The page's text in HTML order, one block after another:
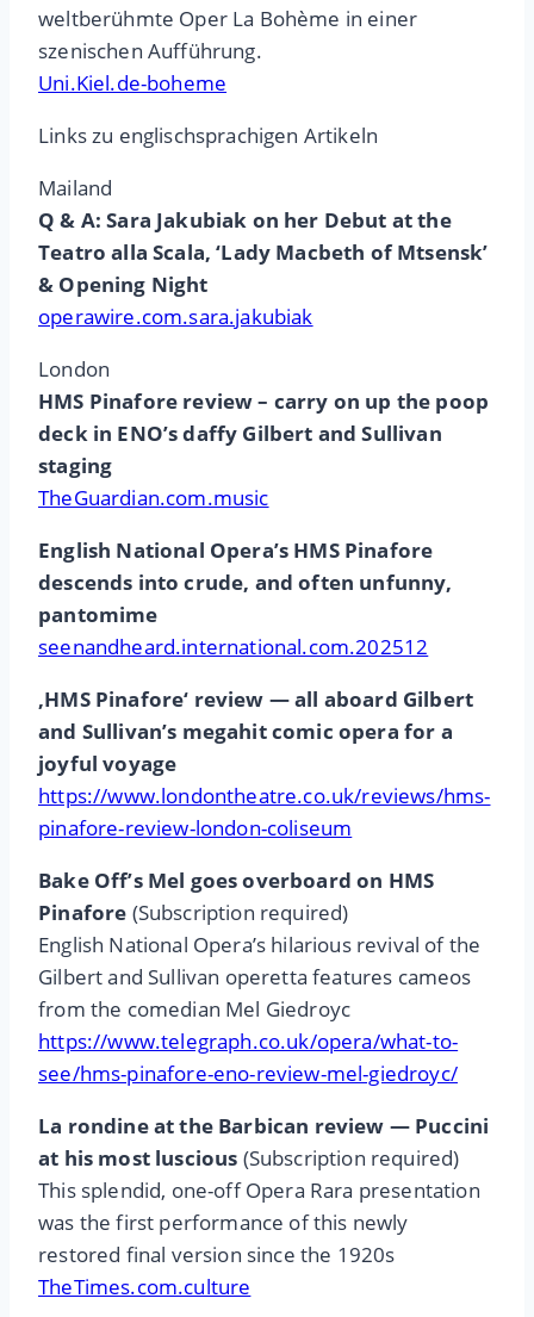
weltberühmte Oper La Bohème in einer
szenischen Aufführung.
Uni.Kiel.de-boheme
Links zu englischsprachigen Artikeln
Mailand
Q & A: Sara Jakubiak on her Debut at the
Teatro alla Scala, ‘Lady Macbeth of Mtsensk’
& Opening Night
operawire.com.sara.jakubiak
London
HMS Pinafore review – carry on up the poop
deck in ENO’s daffy Gilbert and Sullivan
staging
TheGuardian.com.music
English National Opera’s HMS Pinafore
descends into crude, and often unfunny,
pantomime
seenandheard.international.com.202512
‚HMS Pinafore‘ review — all aboard Gilbert
and Sullivan’s megahit comic opera for a
joyful voyage
https://www.londontheatre.co.uk/reviews/hms-
pinafore-review-london-coliseum
Bake Off’s Mel goes overboard on HMS
Pinafore (Subscription required)
English National Opera’s hilarious revival of the
Gilbert and Sullivan operetta features cameos
from the comedian Mel Giedroyc
https://www.telegraph.co.uk/opera/what-to-
see/hms-pinafore-eno-review-mel-giedroyc/
La rondine at the Barbican review — Puccini
at his most luscious (Subscription required)
This splendid, one-off Opera Rara presentation
was the first performance of this newly
restored final version since the 1920s
TheTimes.com.culture